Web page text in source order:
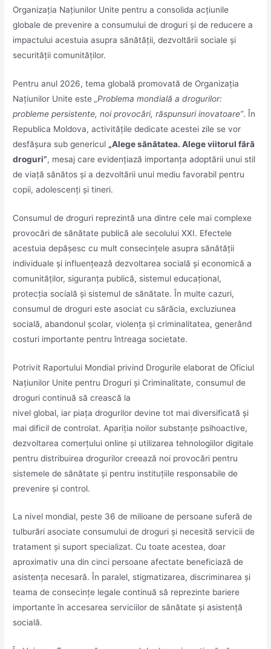
Organizația Națiunilor Unite pentru a consolida acțiunile
globale de prevenire a consumului de droguri și de reducere a
impactului acestuia asupra sănătății, dezvoltării sociale și
securității comunităților.
Pentru anul 2026, tema globală promovată de Organizația
Națiunilor Unite este „Problema mondială a drogurilor:
probleme persistente, noi provocări, răspunsuri inovatoare”. În
Republica Moldova, activitățile dedicate acestei zile se vor
desfășura sub genericul „Alege sănătatea. Alege viitorul fără
droguri”, mesaj care evidențiază importanța adoptării unui stil
de viață sănătos și a dezvoltării unui mediu favorabil pentru
copii, adolescenți și tineri.
Consumul de droguri reprezintă una dintre cele mai complexe
provocări de sănătate publică ale secolului XXI. Efectele
acestuia depășesc cu mult consecințele asupra sănătății
individuale și influențează dezvoltarea socială și economică a
comunităților, siguranța publică, sistemul educațional,
protecția socială și sistemul de sănătate. În multe cazuri,
consumul de droguri este asociat cu sărăcia, excluziunea
socială, abandonul școlar, violența și criminalitatea, generând
costuri importante pentru întreaga societate.
Potrivit Raportului Mondial privind Drogurile elaborat de Oficiul
Națiunilor Unite pentru Droguri și Criminalitate, consumul de
droguri continuă să crească la
nivel global, iar piața drogurilor devine tot mai diversificată și
mai dificil de controlat. Apariția noilor substanțe psihoactive,
dezvoltarea comerțului online și utilizarea tehnologiilor digitale
pentru distribuirea drogurilor creează noi provocări pentru
sistemele de sănătate și pentru instituțiile responsabile de
prevenire și control.
La nivel mondial, peste 36 de milioane de persoane suferă de
tulburări asociate consumului de droguri și necesită servicii de
tratament și suport specializat. Cu toate acestea, doar
aproximativ una din cinci persoane afectate beneficiază de
asistența necesară. În paralel, stigmatizarea, discriminarea și
teama de consecințe legale continuă să reprezinte bariere
importante în accesarea serviciilor de sănătate și asistență
socială.